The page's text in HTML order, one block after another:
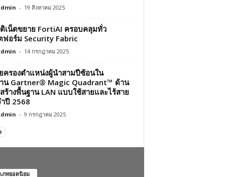
- 19 สิงหาคม 2025
เน็ตขยาย FortiAI ครอบคลุมทั่ว
ฟอร์ม Security Fabric
- 14 กรกฎาคม 2025
ครองตำแหน่งผู้นำสามปีซ้อนใน
น Gartner® Magic Quadrant™ ด้าน
ร้างพื้นฐาน LAN แบบใช้สายและไร้สาย
ปี 2568
- 9 กรกฎาคม 2025
ภทยอดนิยม